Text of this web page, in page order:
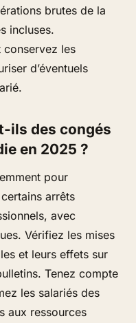
brutes de la
incluses.
conservez les
d’éventuels
ils des congés
en 2025 ?
pour
arrêts
avec
Vérifiez les mises
et leurs effets sur
Tenez compte
les salariés des
aux ressources